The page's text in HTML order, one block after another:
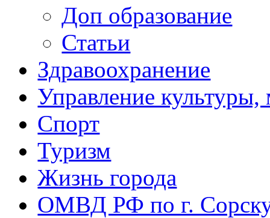
Доп образование
Статьи
Здравоохранение
Управление
Спорт
Туризм
Жизнь города
ОМВД РФ по г.